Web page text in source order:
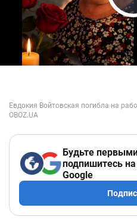
Будьте
подпишитесь
Google